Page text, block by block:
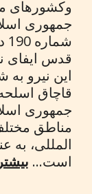
وکشورهای
جمهوری
قدس ایفای
این نیرو
قاچاق
جمهوری
مناطق
المللی، به
است...